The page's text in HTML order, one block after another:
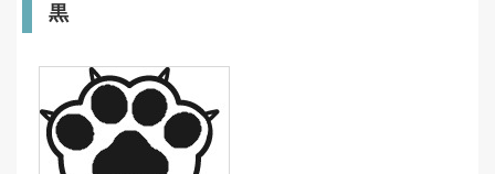
黒